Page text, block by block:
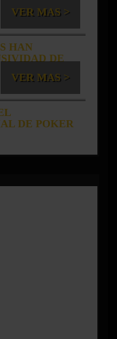
VER MAS >
HAN
DE
VER MAS >
DE POKER